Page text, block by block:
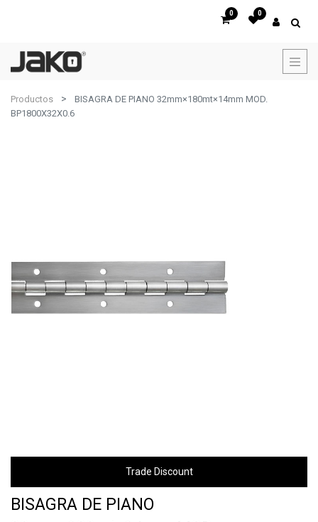
0 0
Productos
BISAGRA DE PIANO 32mm×180mt×14mm MOD.
BP1800X32X0.6
Trade Discount
BISAGRA DE PIANO